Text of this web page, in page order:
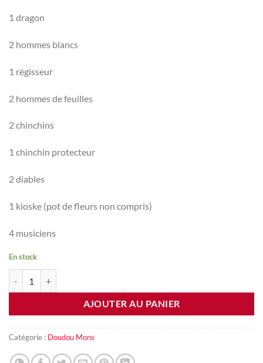
1 dragon
2 hommes blancs
1 régisseur
2 hommes de feuilles
2 chinchins
1 chinchin protecteur
2 diables
1 kioske (pot de fleurs non compris)
4 musiciens
En stock
AJOUTER AU PANIER
Catégorie : Doudou Mons